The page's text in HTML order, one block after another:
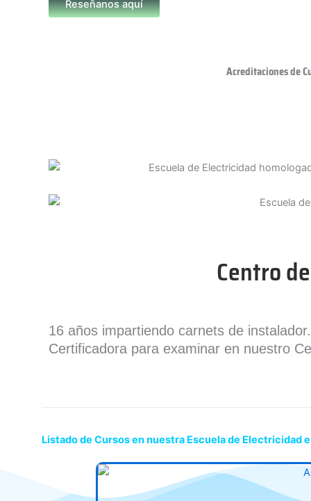
Reseñanos aquí
Acreditaciones de
Centro
16 años impartiendo carnets de
Certificadora para examinar en nuestro
Listado de Cursos en nuestra Escuela de Electricidad